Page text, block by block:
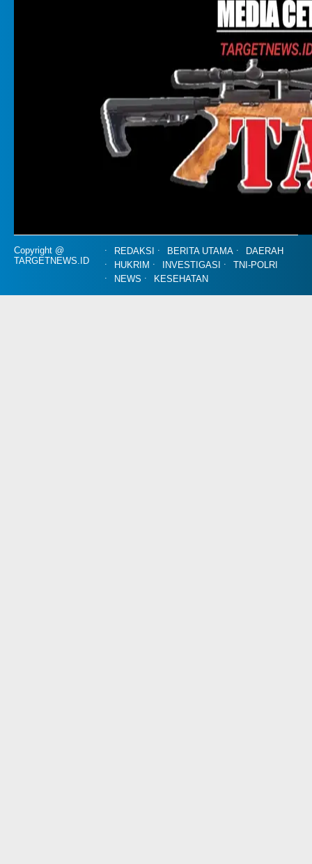
Copyright @
TARGETNEWS.ID
REDAKSI BERITA UTAMA
DAERAH
HUKRIM
INVESTIGASI
TNI-POLRI
NEWS
KESEHATAN